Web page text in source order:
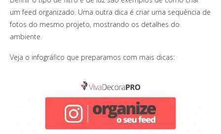
um feed organizado. Uma outra dica é criar uma sequência de
fotos do mesmo projeto, mostrando os detalhes do
ambiente.
Veja o infográfico que preparamos com mais dicas: